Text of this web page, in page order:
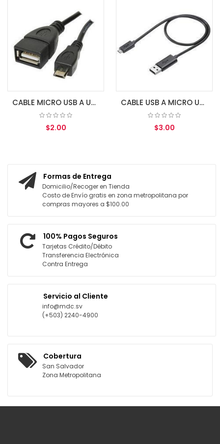
CABLE MICRO USB A USB FEMALE OTG
$2.00
CABLE USB A MICRO USB ARG-CB-0034 ARGOM
$3.00
Formas de Entrega
Domicilio/Recoger en Tienda
Costo de Envío gratis en zona metropolitana por
compras mayores a $100.00
100% Pagos Seguros
Tarjetas Crédito/Débito
Transferencia Electrónica
Contra Entrega
Servicio al Cliente
info@mdc.sv
(+503) 2240-4900
Cobertura
San Salvador
Zona Metropolitana